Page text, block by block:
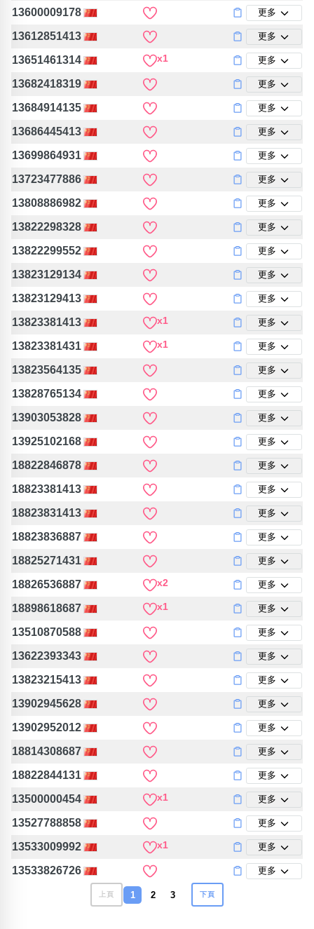
13600009178 更多
13612851413 更多
13651461314 x1 更多
13682418319 更多
13684914135 更多
13686445413 更多
13699864931 更多
13723477886 更多
13808886982 更多
13822298328 更多
13822299552 更多
13823129134 更多
13823129413 更多
13823381413 x1 更多
13823381431 x1 更多
13823564135 更多
13828765134 更多
13903053828 更多
13925102168 更多
18822846878 更多
18823381413 更多
18823831413 更多
18823836887 更多
18825271431 更多
18826536887 x2 更多
18898618687 x1 更多
13510870588 更多
13622393343 更多
13823215413 更多
13902945628 更多
13902952012 更多
18814308687 更多
18822844131 更多
13500000454 x1 更多
13527788858 更多
13533009992 x1 更多
13533826726 更多
上頁 1 2 3 下頁